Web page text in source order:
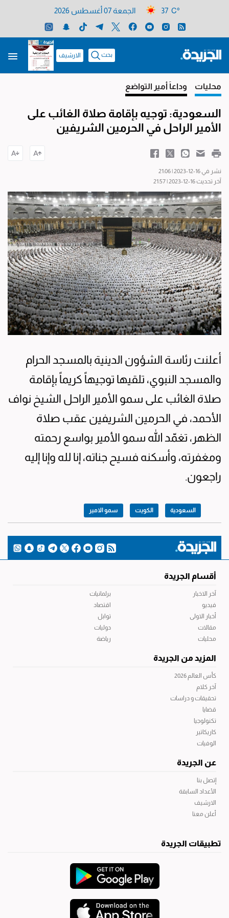
37 C° الجمعة 07 أغسطس 2026
بحث الارشيف
محليات وداعاً أمير التواضع
السعودية: توجيه بإقامة صلاة الغائب على
الأمير الراحل في الحرمين الشريفين
نشر في 16-12-2023 | 21:06
آخر تحديث 16-12-2023 | 21:57
أعلنت رئاسة الشؤون الدينية بالمسجد الحرام
والمسجد النبوي، تلقيها توجيهاً كريماً بإقامة
صلاة الغائب على سمو الأمير الراحل الشيخ نواف
الأحمد، في الحرمين الشريفين عقب صلاة
الظهر، تغمّد الله سمو الأمير بواسع رحمته
ومغفرته، وأسكنه فسيح جناته، إنا لله وإنا إليه
راجعون.
السعودية الكويت سمو الامير
أقسام الجريدة
آخر الاخبار
فيديو
أخبار الاولى
مقالات
محليات
برلمانيات
اقتصاد
توابل
دوليات
رياضة
المزيد من الجريدة
كأس العالم 2026
آخر كلام
تحقيقات و دراسات
قضايا
تكنولوجيا
كاريكاتير
الوفيات
عن الجريدة
إتصل بنا
الأعداد السابقة
الارشيف
أعلن معنا
تطبيقات الجريدة